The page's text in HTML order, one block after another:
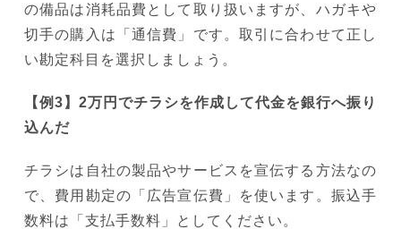
の備品は消耗品費として取り扱いますが、ハガキや
切手の購入は「通信費」です。取引に合わせて正し
い勘定科目を選択しましょう。
【例3】2万円でチラシを作成して代金を銀行へ振り
込んだ
チラシは自社の製品やサービスを宣伝する方法なの
で、費用勘定の「広告宣伝費」を使います。振込手
数料は「支払手数料」としてください。